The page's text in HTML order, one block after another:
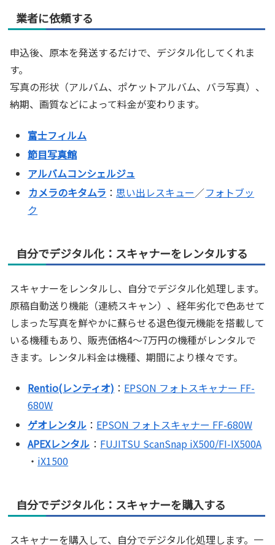
業者に依頼する
申込後、原本を発送するだけで、デジタル化してくれま
す。
写真の形状（アルバム、ポケットアルバム、バラ写真）、
納期、画質などによって料金が変わります。
富士フィルム
節目写真館
アルバムコンシェルジュ
カメラのキタムラ ：思い出レスキュー／フォトブッ
ク
自分でデジタル化：スキャナーをレンタルする
スキャナーをレンタルし、自分でデジタル化処理します。
原稿自動送り機能（連続スキャン）、経年劣化で色あせて
しまった写真を鮮やかに蘇らせる退色復元機能を搭載して
いる機種もあり、販売価格4～7万円の機種がレンタルで
きます。レンタル料金は機種、期間により様々です。
Rentio(レンティオ) ： EPSON フォトスキャナー FF-
680W
ゲオレンタル ： EPSON フォトスキャナー FF-680W
APEXレンタル ： FUJITSU ScanSnap iX500/FI-IX500A
・ iX1500
自分でデジタル化：スキャナーを購入する
スキャナーを購入して、自分でデジタル化処理します。一